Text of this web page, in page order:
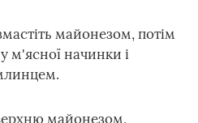
майонезом, потім
м'ясної начинки і
майонезом,